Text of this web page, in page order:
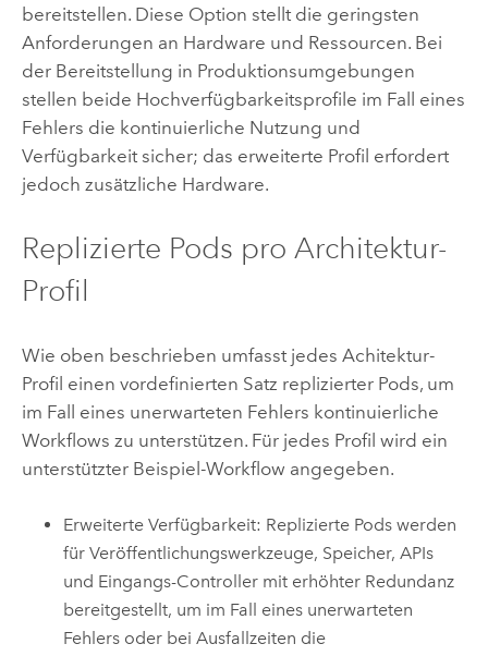
bereitstellen. Diese Option stellt die geringsten
Anforderungen an Hardware und Ressourcen. Bei
der Bereitstellung in Produktionsumgebungen
stellen beide Hochverfügbarkeitsprofile im Fall eines
Fehlers die kontinuierliche Nutzung und
Verfügbarkeit sicher; das erweiterte Profil erfordert
jedoch zusätzliche Hardware.
Replizierte Pods pro Architektur-
Profil
Wie oben beschrieben umfasst jedes Achitektur-
Profil einen vordefinierten Satz replizierter Pods, um
im Fall eines unerwarteten Fehlers kontinuierliche
Workflows zu unterstützen. Für jedes Profil wird ein
unterstützter Beispiel-Workflow angegeben.
Erweiterte Verfügbarkeit: Replizierte Pods werden
für Veröffentlichungswerkzeuge, Speicher, APIs
und Eingangs-Controller mit erhöhter Redundanz
bereitgestellt, um im Fall eines unerwarteten
Fehlers oder bei Ausfallzeiten die